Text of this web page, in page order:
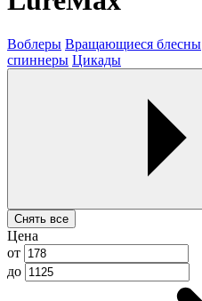
Воблеры Вращающиеся блесны
спиннеры Цикады
Снять все
Цена
от
до